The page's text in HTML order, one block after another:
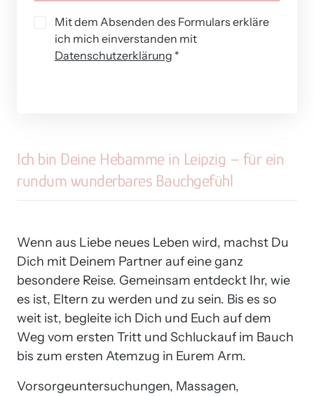
Mit dem Absenden des Formulars erkläre
ich mich einverstanden mit
Datenschutzerklärung *
Ich bin Deine Hebamme in Leipzig – für
rundum wunderbares Bauchgefühl
Wenn aus Liebe neues Leben wird, machst Du
Dich mit Deinem Partner auf eine ganz
besondere Reise. Gemeinsam entdeckt Ihr, wie
es ist, Eltern zu werden und zu sein. Bis es so
weit ist, begleite ich Dich und Euch auf dem
Weg vom ersten Tritt und Schluckauf im Bauch
bis zum ersten Atemzug in Eurem Arm.
Vorsorgeuntersuchungen, Massagen,